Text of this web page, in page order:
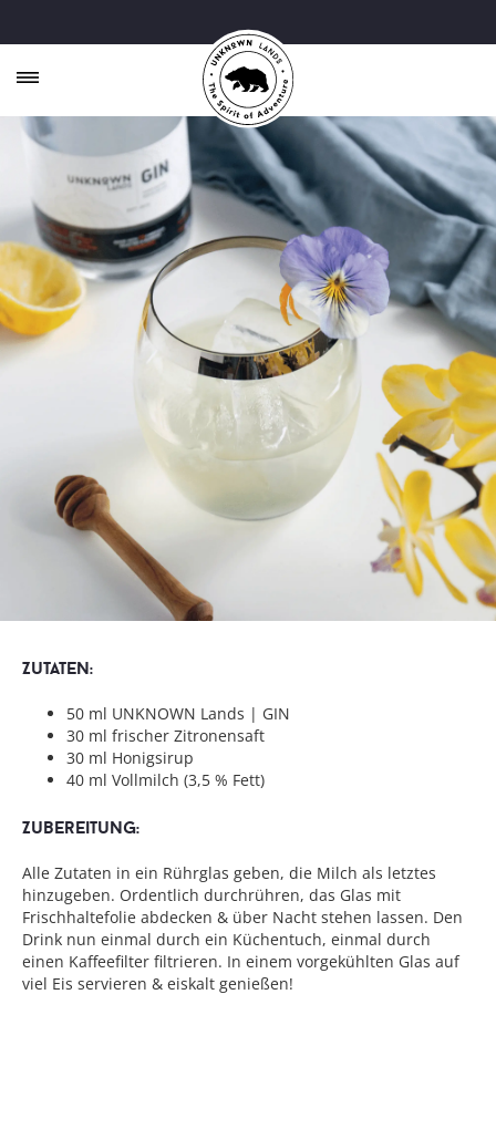
Clarified Bee’s Knees
Zutaten:
50 ml UNKNOWN Lands | GIN
30 ml frischer Zitronensaft
30 ml Honigsirup
40 ml Vollmilch (3,5 % Fett)
Zubereitung:
Alle Zutaten in ein Rührglas geben, die Milch als letztes
hinzugeben. Ordentlich durchrühren, das Glas mit
Frischhaltefolie abdecken & über Nacht stehen lassen. Den
Drink nun einmal durch ein Küchentuch, einmal durch
einen Kaffeefilter filtrieren. In einem vorgekühlten Glas auf
viel Eis servieren & eiskalt genießen!